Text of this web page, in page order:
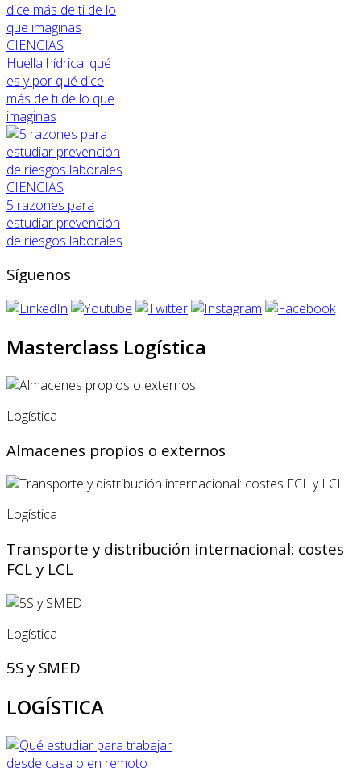
CIENCIAS
Huella hídrica: qué
es y por qué dice
más de ti de lo que
imaginas
CIENCIAS
5 razones para
estudiar prevención
de riesgos laborales
Síguenos
Masterclass Logística
Logística
Almacenes propios o externos
Logística
Transporte y distribución internacional: costes
FCL y LCL
Logística
5S y SMED
LOGÍSTICA